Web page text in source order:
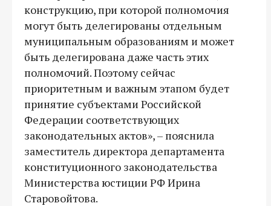
конструкцию, при которой полномочия
могут быть делегированы отдельным
муниципальным образованиям и может
быть делегирована даже часть этих
полномочий. Поэтому сейчас
приоритетным и важным этапом будет
принятие субъектами Российской
Федерации соответствующих
законодательных актов», – пояснила
заместитель директора департамента
конституционного законодательства
Министерства юстиции РФ Ирина
Старовойтова.